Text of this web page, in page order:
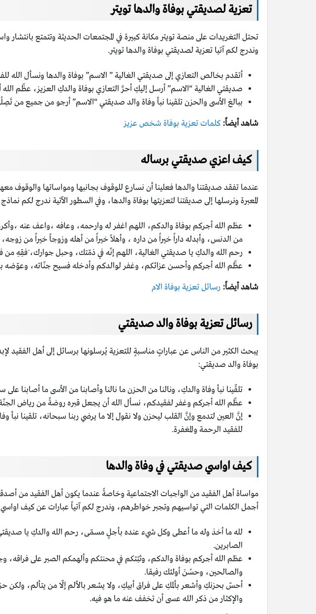
تعزية لصديقتي بوفاة والدها تويتر
تحتل التغريدات على منصة تويتر مكانة كبيرة في المجتمعات الحديثة وتتمتع بانتشار
وندرج لكم آتيا تعزية لصديقتي بوفاة والدها تويتر.
أتقدم بخالص التعازي إلى صديقتي الغالية ” الاسم” بوفاة والدها ونسأل الله
صديقتي الغالية “الاسم” أرسل إليكِ أحرَّ التعازي بوفاة والدكِ العزيز، عظّم
ببالغ الأسى والحزن تلقينا نبأ وفاة والد صديقتي “الاسم” أرجو من جميع من
شاهد أيضاً: كلمات تعزية بوفاة شخص عزيز
كيف اعزي صديقتي برساله
عندما تفقد صديقتنا والدها فعلينا أن نسارع للوقوف بجانبها ومواساتها والوقوف
المعبرة ونرسلها إلى صديقتنا لتعزيتها بوفاة والدها، وفي السطور الآتية ندرج لكم
عظم الله أجركم بوفاة والدكم، اللهم اغفر له وارحمه، وعافه ،واعف عنه
من الدنس، وأبدله داراً خيراً من داره ، وأهلاً خيراً من أهله وزوجاً خيراً من
رحم الله والدكِ يا صديقتي الغالية، اللهم إنّه في ذمّتك، وحبل جوارك، َفقِهِ من
عظّم الله أجركم وأحسن عزائكم، وغفر لوالدكم وأدخله فسيح جنّاته، وعوّضه
شاهد أيضاً: رسائل تعزية بوفاة الام
رسائل تعزية بوفاة والد صديقتي
يبحث الكثير من الناس عن عباراتٍ مناسبةٍ للتعزية يُرسلونها برسائل إلى أهل
بوفاة والد صديقتي:
تلقّينا نبأ وفاة والدكِ، ونالنا من الحزن ما نالنا وأصابنا من الأسى ما
عظّم الله أجركم وغفر لفقيدكم، نسأل الله أن يجعل قبره روضةً من رياض
إنَّ العين لتدمع وإنَّ القلب ليحزن ولا نقول إلا ما يرضي ربنا سبحانه، تلقينا
للفقيد الرحمة والمغفرة.
كيف اواسي صديقتي في وفاة والدها
مواساة أهل الفقيد من الواجبات الاجتماعية وخاصةً عندما يكون أهل الفقيد من
أجمل الكلمات التي تواسيهم وتجبر خواطرهم، وندرج لكم آتياً عبارات عن كيف
لله ما أخذ وله ما أعطى وكل شيء عنده بأجلٍ مسمّى، رحم الله والدكِ يا
الصابرين.
عظم الله أجركم بوفاة والدكم، وثبّتكم في محنتكم وألهمكم الصبر على فراقه،
والصالحين، وحسُنَ أولئك رفيقا.
أحسّ بحزنكِ وأشعر بألمكِ على فراق أبيكِ، ولا يشعر بالألم إلّا من يتألم، ولكن
والإكثار من ذكر الله عسى أن تخفف عنه ما هو فيه.